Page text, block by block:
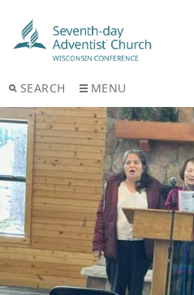
SEARCH MENU